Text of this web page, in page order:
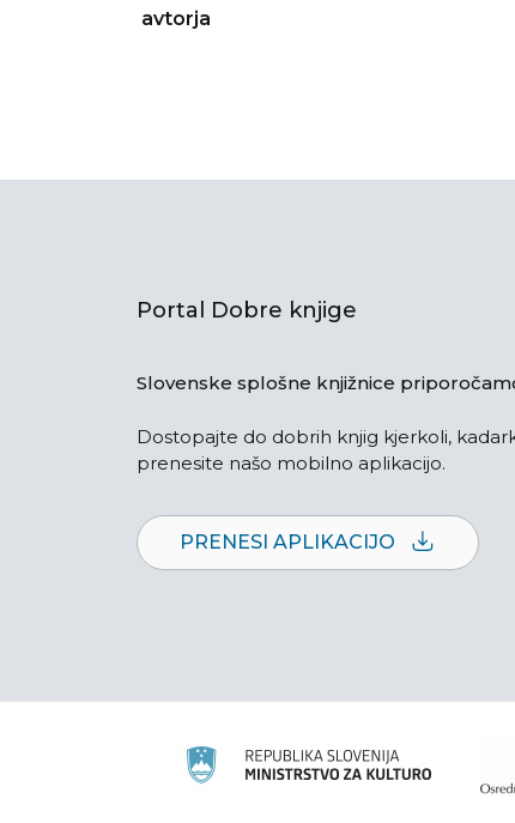
avtorja
Portal Dobre knjige
Slovenske splošne knjižnice
Dostopajte do dobrih knjig kjerkoli,
prenesite našo mobilno aplikacijo.
PRENESI APLIKACIJO